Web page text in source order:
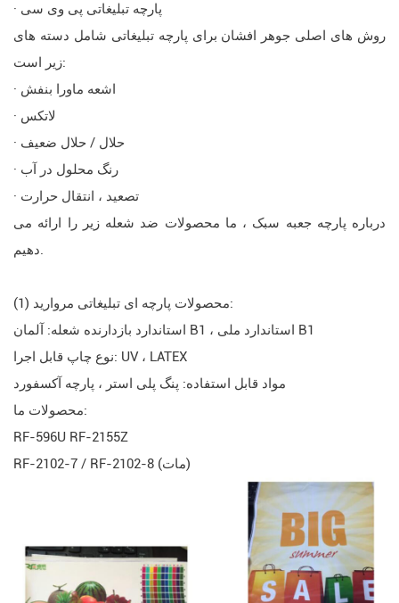
· پارچه تبلیغاتی پی وی سی
روش های اصلی جوهر افشان برای پارچه تبلیغاتی شامل دسته های
زیر است:
· اشعه ماورا بنفش
· لاتکس
· حلال / حلال ضعیف
· رنگ محلول در آب
· تصعید ، انتقال حرارت
درباره پارچه جعبه سبک ، ما محصولات ضد شعله زیر را ارائه می
دهیم.
(1) محصولات پارچه ای تبلیغاتی مروارید:
استاندارد بازدارنده شعله: آلمان B1 ، استاندارد ملی B1
نوع چاپ قابل اجرا: UV ، LATEX
مواد قابل استفاده: پنگ پلی استر ، پارچه آکسفورد
محصولات ما:
RF-596U RF-2155Z
RF-2102-7 / RF-2102-8 (مات)